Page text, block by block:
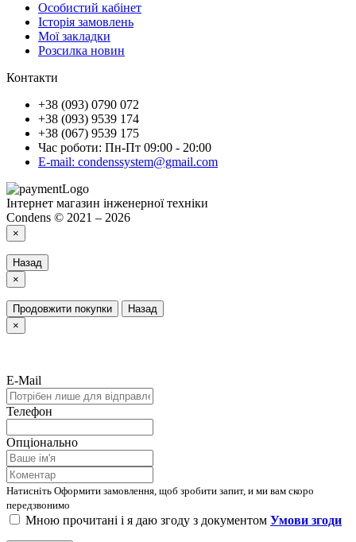
Особистий кабінет
Історія замовлень
Мої закладки
Розсилка новин
Контакти
+38 (093) 0790 072
+38 (093) 9539 174
+38 (067) 9539 175
Час роботи: Пн-Пт 09:00 - 20:00
E-mail: condenssystem@gmail.com
Інтернет магазин інженерної техніки
Condens © 2021 – 2026
×
Назад
×
Продовжити покупки
Назад
×
E-Mail
Телефон
Опціонально
Натисніть Оформити замовлення, щоб зробити запит, и ми вам скоро
передзвонимо
Мною прочитані і я даю згоду з документом Умови згоди